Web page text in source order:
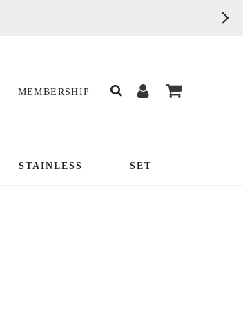
MEMBERSHIP
STAINLESS SET